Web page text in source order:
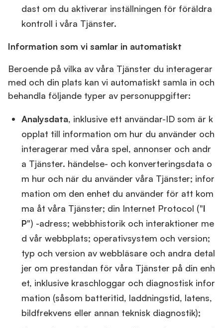
dast om du aktiverar inställningen för föräldra
kontroll i våra Tjänster.
Information som vi samlar in automatiskt
Beroende på vilka av våra Tjänster du interagerar
med och din plats kan vi automatiskt samla in och
behandla följande typer av personuppgifter:
Analysdata, inklusive ett användar-ID som är k
opplat till information om hur du använder och
interagerar med våra spel, annonser och andr
a Tjänster. händelse- och konverteringsdata o
m hur och när du använder våra Tjänster; infor
mation om den enhet du använder för att kom
ma åt våra Tjänster; din Internet Protocol ("I
P") -adress; webbhistorik och interaktioner me
d vår webbplats; operativsystem och version;
typ och version av webbläsare och andra detal
jer om prestandan för våra Tjänster på din enh
et, inklusive kraschloggar och diagnostisk infor
mation (såsom batteritid, laddningstid, latens,
bildfrekvens eller annan teknisk diagnostik);